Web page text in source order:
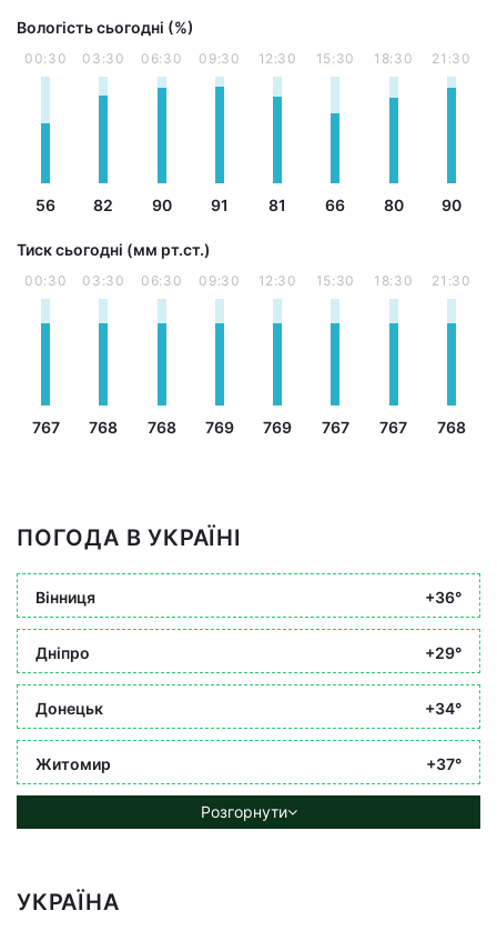
Вологість сьогодні (%)
00:30
56
03:30
82
06:30
90
09:30
91
12:30
81
15:30
66
18:30
80
21:30
90
Тиск сьогодні (мм рт.ст.)
00:30
767
03:30
768
06:30
768
09:30
769
12:30
769
15:30
767
18:30
767
21:30
768
ПОГОДА В УКРАЇНІ
Вінниця +36°
Дніпро +29°
Донецьк +34°
Житомир +37°
Розгорнути
УКРАЇНА